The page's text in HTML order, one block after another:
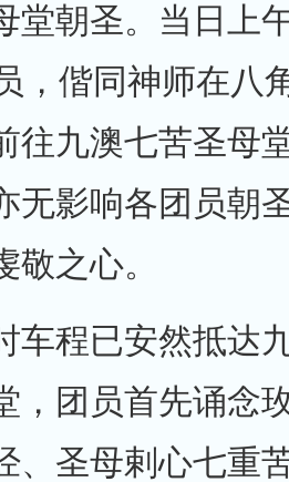
堂朝圣。当日上
，偕同神师在八
往九澳七苦圣母
无影响各团员朝
敬之心。
车程已安然抵达
，团员首先诵念
、圣母剌心七重